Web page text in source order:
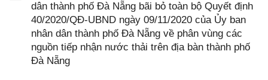
dân thành phố Đà Nẵng bãi bỏ toàn bộ Quyết định
40/2020/QĐ-UBND ngày 09/11/2020 của Ủy ban
nhân dân thành phố Đà Nẵng về phân vùng các
nguồn tiếp nhận nước thải trên địa bàn thành phố
Đà Nẵng